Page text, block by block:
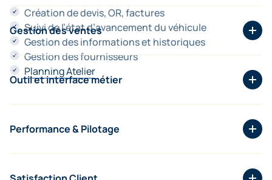
Création de devis, OR, factures
Suivi de l’état d’avancement du véhicule
Gestion des informations et historiques
Gestion des fournisseurs
Planning Atelier
Gestion des ventes
Gestion des stocks
Import des forfaits et tarifs
Vente comptoir
Outil et interface métier
Interfaces Marketing
Multiples outils de chiffrage ETAI
Performance & Pilotage
Tableaux de bord